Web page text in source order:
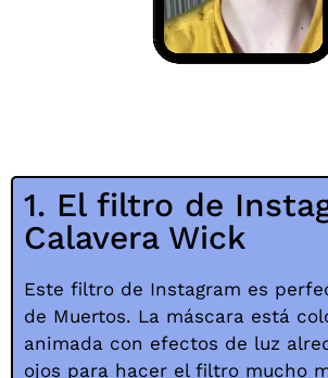
1. El filtro de
Calavera Wick
Este filtro de Instagram es
de Muertos. La máscara está
animada con efectos de luz
ojos para hacer el filtro mucho